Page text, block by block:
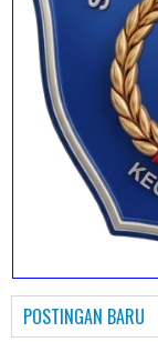
POSTINGAN BARU